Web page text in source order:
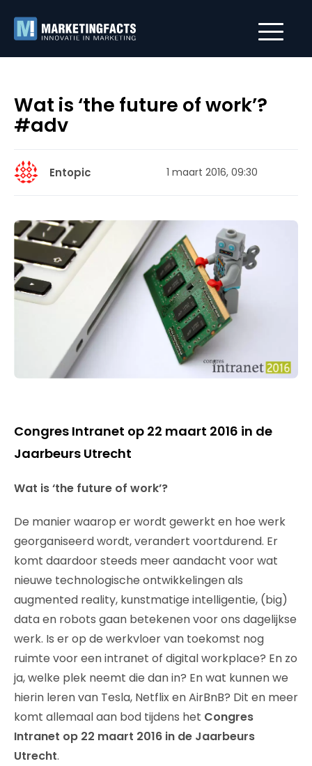
Wat is ‘the future of work’?
#adv
Entopic 1 maart 2016, 09:30
Congres Intranet op 22 maart 2016 in de
Jaarbeurs Utrecht
Wat is ‘the future of work’?
De manier waarop er wordt gewerkt en hoe werk
georganiseerd wordt, verandert voortdurend. Er
komt daardoor steeds meer aandacht voor wat
nieuwe technologische ontwikkelingen als
augmented reality, kunstmatige intelligentie, (big)
data en robots gaan betekenen voor ons dagelijkse
werk. Is er op de werkvloer van toekomst nog
ruimte voor een intranet of digital workplace? En zo
ja, welke plek neemt die dan in? En wat kunnen we
hierin leren van Tesla, Netflix en AirBnB? Dit en meer
komt allemaal aan bod tijdens het Congres
Intranet op 22 maart 2016 in de Jaarbeurs
Utrecht.